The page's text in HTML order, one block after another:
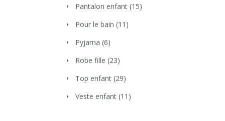
Pantalon enfant (15)
Pour le bain (11)
Pyjama (6)
Robe fille (23)
Top enfant (29)
Veste enfant (11)